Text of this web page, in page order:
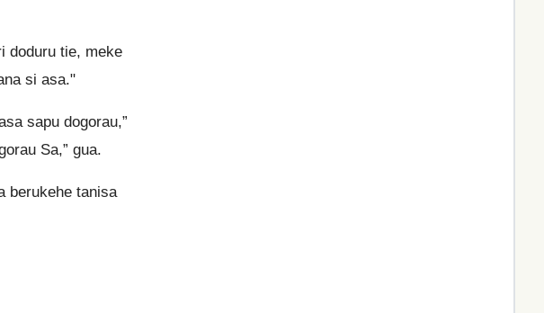
doduru tie, meke
si asa."
sapu dogorau,”
Sa,” gua.
berukehe tanisa